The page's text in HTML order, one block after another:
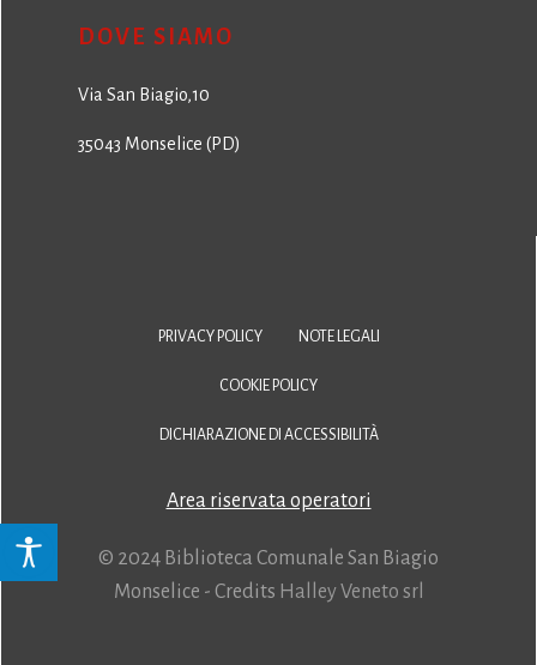
DOVE SIAMO
Via San Biagio,10
35043 Monselice (PD)
PRIVACY POLICY NOTE LEGALI
COOKIE POLICY
DICHIARAZIONE DI ACCESSIBILITÀ
Area riservata operatori
© 2024 Biblioteca Comunale San Biagio
Monselice - Credits Halley Veneto srl